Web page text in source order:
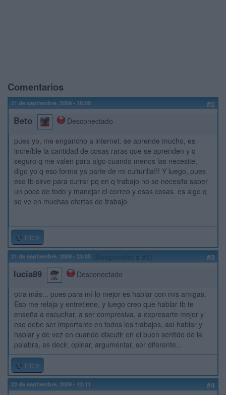
Comentarios
21 de septiembre, 2009 - 18:00 #2
Beto
Desconectado
pues yo, me engancho a internet. se aprende mucho, es
increíble la cantidad de cosas raras que se aprenden y q
seguro q me valen para algo cuando menos las necesite,
digo yo q eso forma ya parte de mi culturilla!!! Y luego, pues
eso tb sirve para currar pq en q trabajo no se necesita saber
un poco de todo y manejar el correo y esas cosas. es algo q
se ve en muchas ofertas de trabajo.
Inicio
21 de septiembre, 2009 - 23:05 #3
lucia89
Desconectado
otra más... pues para mí lo mejor es hablar con mis amigas.
Eso me relaja y entretiene, y luego creo que hablar tb te
enseña a escuchar, a ser compresiva, a expresarte mejor y
eso debe ser importante en todos los trabajos, así hablar y
hablar y de vez en cuando discutir en el buen sentido de la
palabra, es decir, opinar, argumentar, ser diferente...
Inicio
22 de septiembre, 2009 - 13:11 #4